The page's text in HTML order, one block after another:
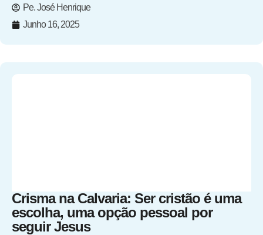
Pe. José Henrique
Junho 16, 2025
Crisma na Calvaria: Ser cristão é uma
escolha, uma opção pessoal por
seguir Jesus